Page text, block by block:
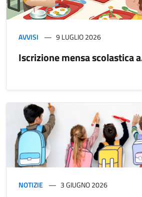
AVVISI 9 LUGLIO 2026
Iscrizione mensa scolastica
NOTIZIE 3 GIUGNO 2026